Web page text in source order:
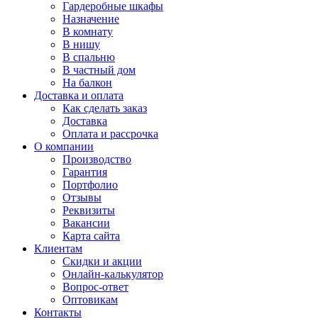
Гардеробные шкафы
Назначение
В комнату
В нишу
В спальню
В частный дом
На балкон
Доставка и оплата
Как сделать заказ
Доставка
Оплата и рассрочка
О компании
Производство
Гарантия
Портфолио
Отзывы
Реквизиты
Вакансии
Карта сайта
Клиентам
Скидки и акции
Онлайн-калькулятор
Вопрос-ответ
Оптовикам
Контакты